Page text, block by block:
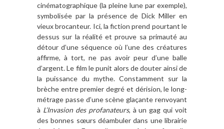
cinématographique (la pleine lune par exemple),
symbolisée par la présence de Dick Miller en
vieux brocanteur. Ici, la fiction prend pourtant le
dessus sur la réalité et prouve sa primauté au
détour d’une séquence où l’une des créatures
affirme,àtort, ne pas avoir peur d’une balle
d’argent. Le film le punit alors de douter ainsi de
la puissance du mythe. Constamment sur la
brèche entre premier degré et dérision, le long-
métrage passe d’une scène glaçante renvoyant
à L’Invasion des profanateurs, àun gag qui voit
des bonnes sœurs déambuler dans une librairie